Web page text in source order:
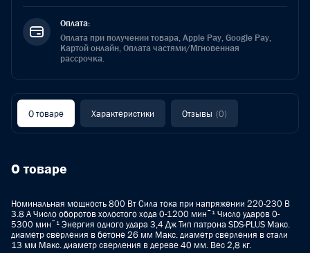
Оплата:
Оплата при получении товара, Apple Pay, Google Pay,
Картой онлайн, Оплата частями/Мгновенная
рассрочка.
О товаре Характеристики Отзывы (0)
О товаре
Номинальная мощность 800 Вт Сила тока при напряжении 220-230 В
3.8 A Число оборотов холостого хода 0-1200 минˉ¹ Число ударов 0-
5300 минˉ¹ Энергия одного удара 3,4 Дж Тип патрона SDS-PLUS Макс.
диаметр сверления в бетоне 26 мм Макс. диаметр сверления в стали
13 мм Макс. диаметр сверления в дереве 40 мм. Вес 2,8 кг.